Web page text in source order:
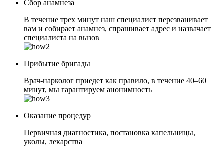
Сбор анамнеза
В течение трех минут наш специалист перезванивает
вам и собирает анамнез, спрашивает адрес и назвачает
специалиста на вызов
Прибытие бригады
Врач-нарколог приедет как правило, в течение 40–60
минут, мы гарантируем анонимность
Оказание процедур
Первичная диагностика, постановка капельницы,
уколы, лекарства